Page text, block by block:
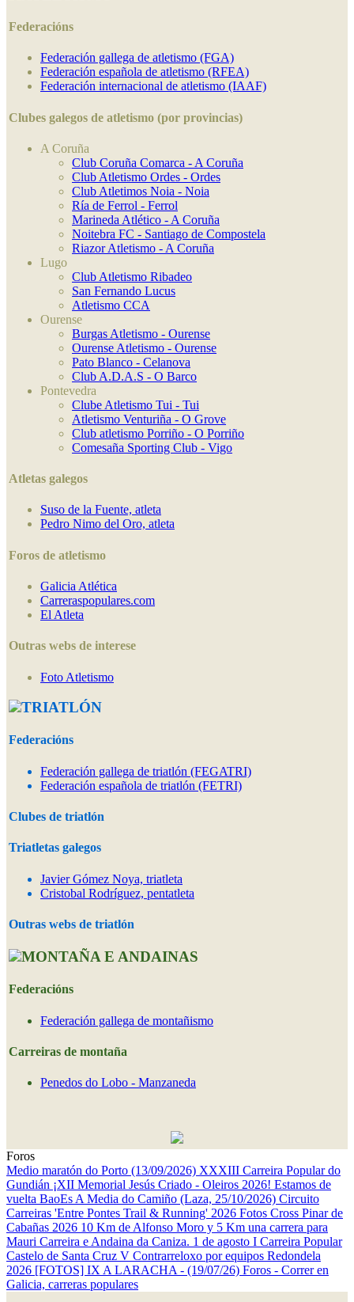
Federacións
Federación gallega de atletismo (FGA)
Federación española de atletismo (RFEA)
Federación internacional de atletismo (IAAF)
Clubes galegos de atletismo (por provincias)
A Coruña
Club Coruña Comarca - A Coruña
Club Atletismo Ordes - Ordes
Club Atletimos Noia - Noia
Ría de Ferrol - Ferrol
Marineda Atlético - A Coruña
Noitebra FC - Santiago de Compostela
Riazor Atletismo - A Coruña
Lugo
Club Atletismo Ribadeo
San Fernando Lucus
Atletismo CCA
Ourense
Burgas Atletismo - Ourense
Ourense Atletismo - Ourense
Pato Blanco - Celanova
Club A.D.A.S - O Barco
Pontevedra
Clube Atletismo Tui - Tui
Atletismo Venturiña - O Grove
Club atletismo Porriño - O Porriño
Comesaña Sporting Club - Vigo
Atletas galegos
Suso de la Fuente, atleta
Pedro Nimo del Oro, atleta
Foros de atletismo
Galicia Atlética
Carreraspopulares.com
El Atleta
Outras webs de interese
Foto Atletismo
TRIATLÓN
Federacións
Federación gallega de triatlón (FEGATRI)
Federación española de triatlón (FETRI)
Clubes de triatlón
Triatletas galegos
Javier Gómez Noya, triatleta
Cristobal Rodríguez, pentatleta
Outras webs de triatlón
MONTAÑA E ANDAINAS
Federacións
Federación gallega de montañismo
Carreiras de montaña
Penedos do Lobo - Manzaneda
Foros
Medio maratón do Porto (13/09/2026) XXXIII Carreira Popular do
Gundián ¡XII Memorial Jesús Criado - Oleiros 2026! Estamos de
vuelta BaoEs A Media do Camiño (Laza, 25/10/2026) Circuito
Carreiras 'Entre Pontes Trail & Running' 2026 Fotos Cross Pinar de
Cabañas 2026 10 Km de Alfonso Moro y 5 Km una carrera para
Mauri Carreira e Andaina da Caniza. 1 de agosto I Carreira Popular
Castelo de Santa Cruz V Contrarreloxo por equipos Redondela
2026 [FOTOS] IX A LARACHA - (19/07/26) Foros - Correr en
Galicia, carreras populares